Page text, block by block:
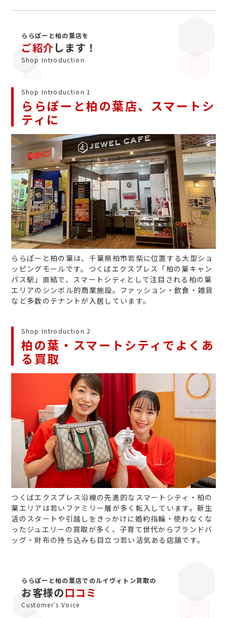
ららぽーと柏の葉店を
ご紹介します！
Shop Introduction
Shop Introduction 1
ららぽーと柏の葉店、スマートシ
ティに
ららぽーと柏の葉は、千葉県柏市若柴に位置する大型ショ
ッピングモールです。つくばエクスプレス「柏の葉キャン
パス駅」直結で、スマートシティとして注目される柏の葉
エリアのシンボル的商業施設。ファッション・飲食・雑貨
など多数のテナントが入居しています。
Shop Introduction 2
柏の葉・スマートシティでよくあ
る買取
つくばエクスプレス沿線の先進的なスマートシティ・柏の
葉エリアは若いファミリー層が多く転入しています。新生
活のスタートや引越しをきっかけに婚約指輪・使わなくな
ったジュエリーの買取が多く、子育て世代からブランドバ
ッグ・財布の持ち込みも目立つ若い活気ある店舗です。
ららぽーと柏の葉店でのルイヴィトン買取の
お客様の口コミ
Customer's Voice